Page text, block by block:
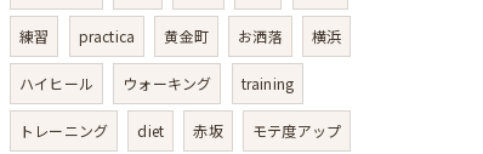
練習 practica 黄金町 お洒落 横浜
ハイヒール ウォーキング training
トレーニング diet 赤坂 モテ度アップ